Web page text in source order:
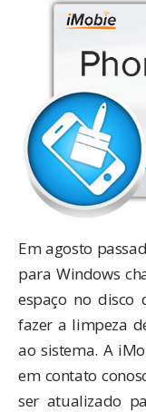
Emagosto
para Windows
espaço no disco
fazer a limpeza
ao sistema. A
em contato
ser atualizado